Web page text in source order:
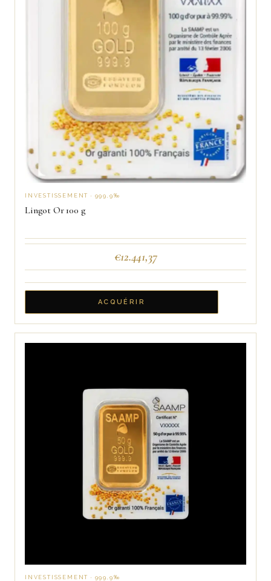
INVESTISSEMENT · 999,9‰
Lingot Or 100 g
€12.441,37
ACQUÉRIR
INVESTISSEMENT · 999,9‰